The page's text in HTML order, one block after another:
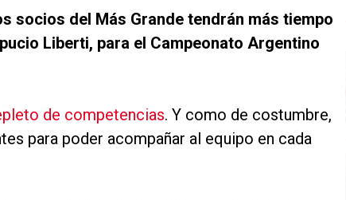
socios del Más Grande tendrán más tiempo
Liberti, para el Campeonato Argentino
de competencias. Y como de costumbre,
para poder acompañar al equipo en cada